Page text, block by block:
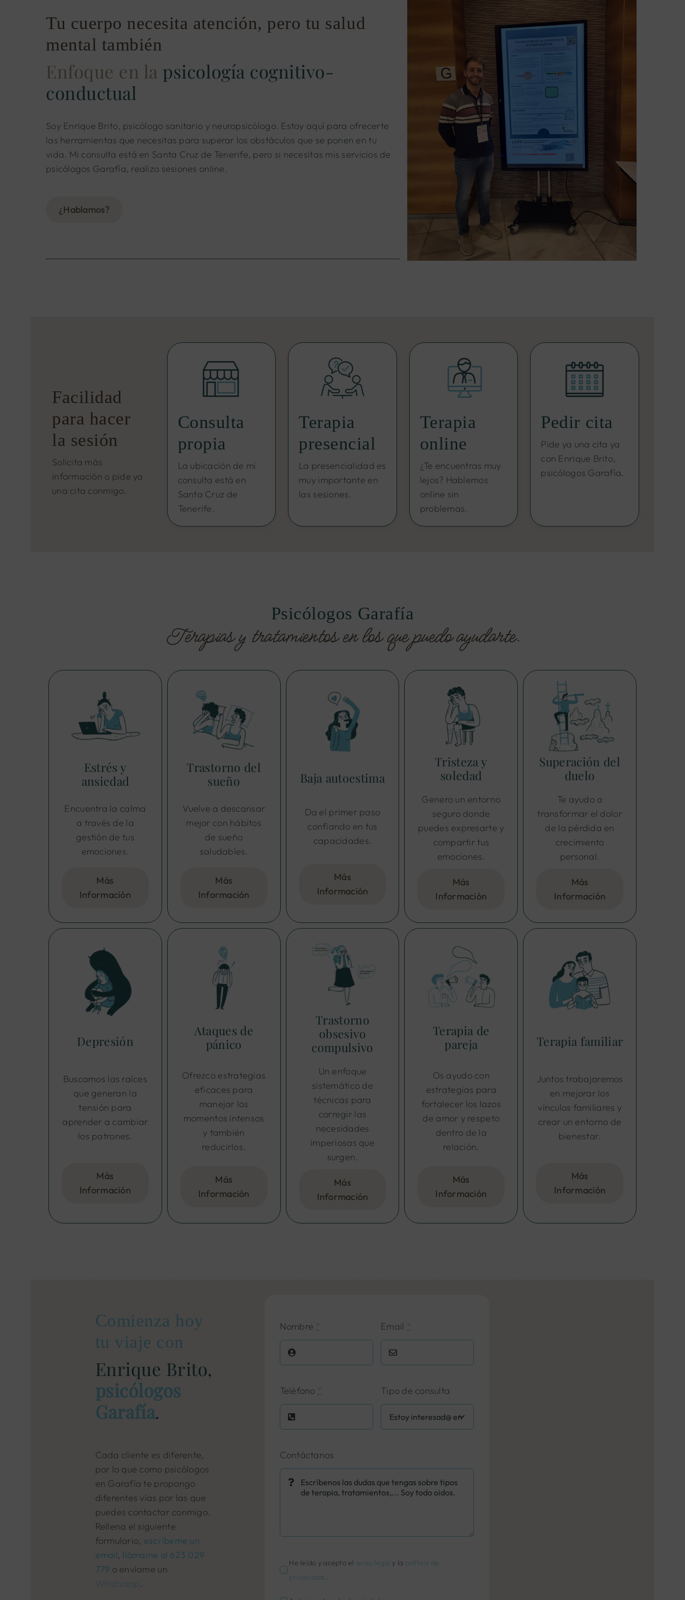
Tu cuerpo necesita atención, pero tu salud
mental también
Enfoque en la psicología cognitivo-
conductual
Soy Enrique Brito, psicólogo sanitario y neuropsicólogo. Estoy aquí para ofrecerte
las herramientas que necesitas para superar los obstáculos que se ponen en tu
vida. Mi consulta está en Santa Cruz de Tenerife, pero si necesitas mis servicios de
psicólogos Garafía, realizo sesiones online.
¿Hablamos?
Facilidad
para hacer
la sesión
Solicita más
información o pide ya
una cita conmigo.
Consulta
propia
La ubicación de mi
consulta está en
Santa Cruz de
Tenerife.
Terapia
presencial
La presencialidad es
muy importante en
las sesiones.
Terapia
online
¿Te encuentras muy
lejos? Hablemos
online sin
problemas.
Pedir cita
Pide ya una cita ya
con Enrique Brito,
psicólogos Garafía.
Psicólogos Garafía
Terapias y tratamientos en los que puedo ayudarte.
Estrés y
ansiedad
Encuentra la calma
a través de la
gestión de tus
emociones.
Más
Información
Trastorno del
sueño
Vuelve a descansar
mejor con hábitos
de sueño
saludables.
Más
Información
Baja autoestima
Da el primer paso
confiando en tus
capacidades.
Más
Información
Tristeza y
soledad
Genero un entorno
seguro donde
puedes expresarte y
compartir tus
emociones.
Más
Información
Superación del
duelo
Te ayudo a
transformar el dolor
de la pérdida en
crecimiento
personal.
Más
Información
Depresión
Buscamos las raíces
que generan la
tensión para
aprender a cambiar
los patrones.
Más
Información
Ataques de
pánico
Ofrezco estrategias
eficaces para
manejar los
momentos intensos
y también
reducirlos.
Más
Información
Trastorno
obsesivo
compulsivo
Un enfoque
sistemático de
técnicas para
corregir las
necesidades
imperiosas que
surgen.
Más
Información
Terapia de
pareja
Os ayudo con
estrategias para
fortalecer los lazos
de amor y respeto
dentro de la
relación.
Más
Información
Terapia familiar
Juntos trabajaremos
en mejorar los
vínculos familiares y
crear un entorno de
bienestar.
Más
Información
Comienza hoy
tu viaje con
Enrique Brito,
psicólogos
Garafía.
Cada cliente es diferente,
por lo que como psicólogos
en Garafía te propongo
diferentes vías por las que
puedes contactar conmigo.
Rellena el siguiente
formulario, escríbeme un
email, llámame al 623 029
779 o envíame un
Whatsapp.
Nombre *
Teléfono *
Email *
Tipo de consulta
Contáctanos
He leído y acepto el aviso legal y la política de
privacidad